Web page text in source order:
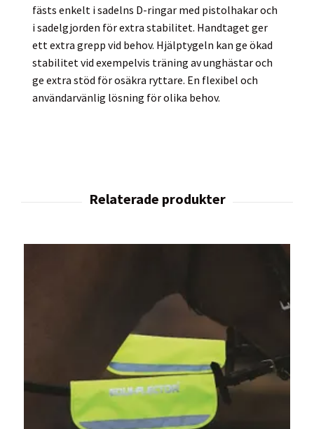
fästs enkelt i sadelns D-ringar med pistolhakar och
i sadelgjorden för extra stabilitet. Handtaget ger
ett extra grepp vid behov. Hjälptygeln kan ge ökad
stabilitet vid exempelvis träning av unghästar och
ge extra stöd för osäkra ryttare. En flexibel och
användarvänlig lösning för olika behov.